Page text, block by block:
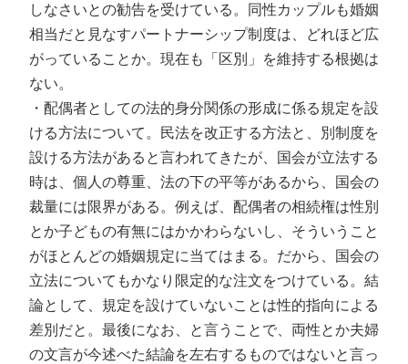
しなさいとの勧告を受けている。同性カップルも婚姻
相当だと見なすパートナーシップ制度は、どれほど広
がっていることか。現在も「区別」を維持する根拠は
ない。
・配偶者としての法的身分関係の形成に係る規定を設
ける方法について。民法を改正する方法と、別制度を
設ける方法があると言われてきたが、国会が立法する
時は、個人の尊重、法の下の平等があるから、国会の
裁量には限界がある。例えば、配偶者の相続権は性別
とか子どもの有無にはかかわらないし、そういうこと
がほとんどの婚姻規定に当てはまる。だから、国会の
立法についてもかなり限定的な注文をつけている。結
論として、規定を設けていないことは性的指向による
差別だと。最後になお、と言うことで、両性とか夫婦
の文言が今述べた結論を左右するものではないと言っ